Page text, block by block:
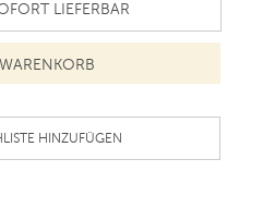
LIEFERBAR
HINZUFÜGEN